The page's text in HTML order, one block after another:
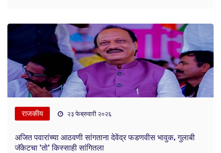
राजकीय २३ फेब्रुवारी २०२६
अजित पवारांच्या आठवणी सांगताना देवेंद्र फडणवीस भावुक, गुलाबी
जॅकेटचा 'तो' किस्साही सांगितला